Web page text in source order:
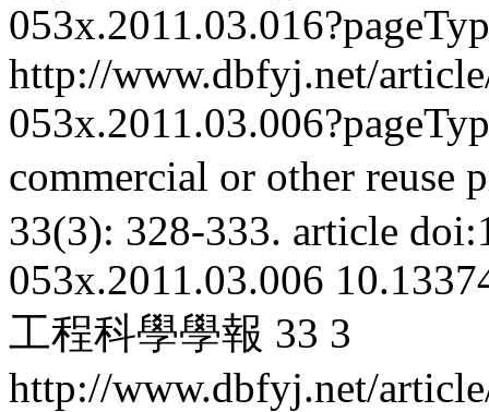
http://www.dbfyj.net/
commercial or other reuse
33(3): 328-333. article
053x.2011.03.006
工程科學學報 33 3
http://www.dbfyj.net/